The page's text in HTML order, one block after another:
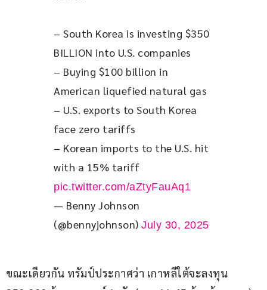
– South Korea is investing $350
BILLION into U.S. companies
– Buying $100 billion in
American liquefied natural gas
– U.S. exports to South Korea
face zero tariffs
– Korean imports to the U.S. hit
with a 15% tariff
pic.twitter.com/aZtyFauAq1
— Benny Johnson
(@bennyjohnson) July 30, 2025
ขณะเดียวกัน ทรัมป์ประกาศว่า เกาหลีใต้จะลงทุน